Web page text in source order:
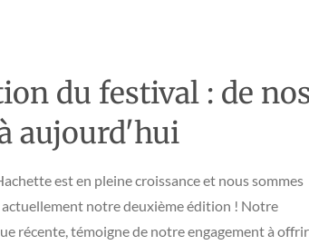
du festival : de
aujourd'hui
est en pleine croissance et nous sommes
notre deuxième édition ! Notre
récente, témoigne de notre engagement à offrir